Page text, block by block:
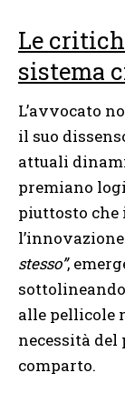
Le
sistema
L’avvocato
il suo
attuali
premiano
piuttosto che
stesso”,
alle pellicole
necessità del
comparto.